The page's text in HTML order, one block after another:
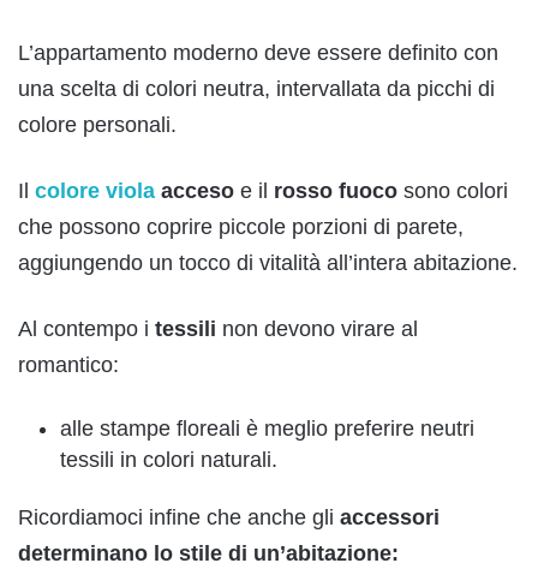
L’appartamento moderno deve essere definito con
una scelta di colori neutra, intervallata da picchi di
colore personali.
Il colore viola acceso e il rosso fuoco sono colori
che possono coprire piccole porzioni di parete,
aggiungendo un tocco di vitalità all’intera abitazione.
Al contempo i tessili non devono virare al
romantico:
alle stampe floreali è meglio preferire neutri
tessili in colori naturali.
Ricordiamoci infine che anche gli accessori
determinano lo stile di un’abitazione: